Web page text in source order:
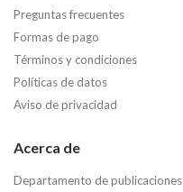
Preguntas frecuentes
Formas de pago
Términos y condiciones
Políticas de datos
Aviso de privacidad
Acerca de
Departamento de publicaciones